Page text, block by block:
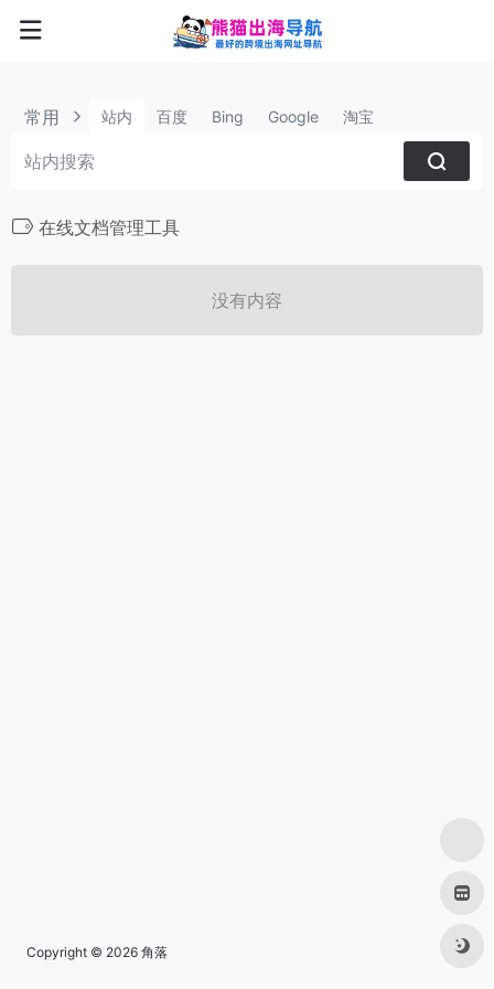
常用 站内 百度 Bing Google 淘宝
在线文档管理工具
没有内容
Copyright © 2026 角落